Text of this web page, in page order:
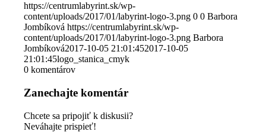
https://centrumlabyrint.sk/wp-
content/uploads/2017/01/labyrint-logo-3.png 0 0 Barbora
Jombíková https://centrumlabyrint.sk/wp-
content/uploads/2017/01/labyrint-logo-3.png Barbora
Jombíková2017-10-05 21:01:452017-10-05
21:01:45logo_stanica_cmyk
0 komentárov
Zanechajte komentár
Chcete sa pripojiť k diskusii?
Neváhajte prispieť!